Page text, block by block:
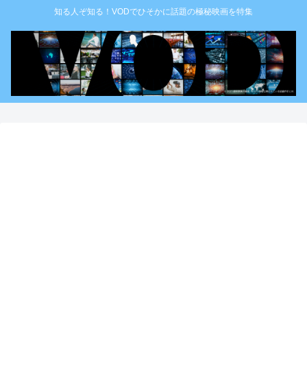
知る人ぞ知る！VODでひそかに話題の極秘映画を特集